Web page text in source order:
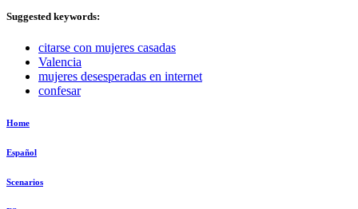
Suggested keywords:
citarse con mujeres casadas
Valencia
mujeres desesperadas en internet
confesar
Home
Español
Scenarios